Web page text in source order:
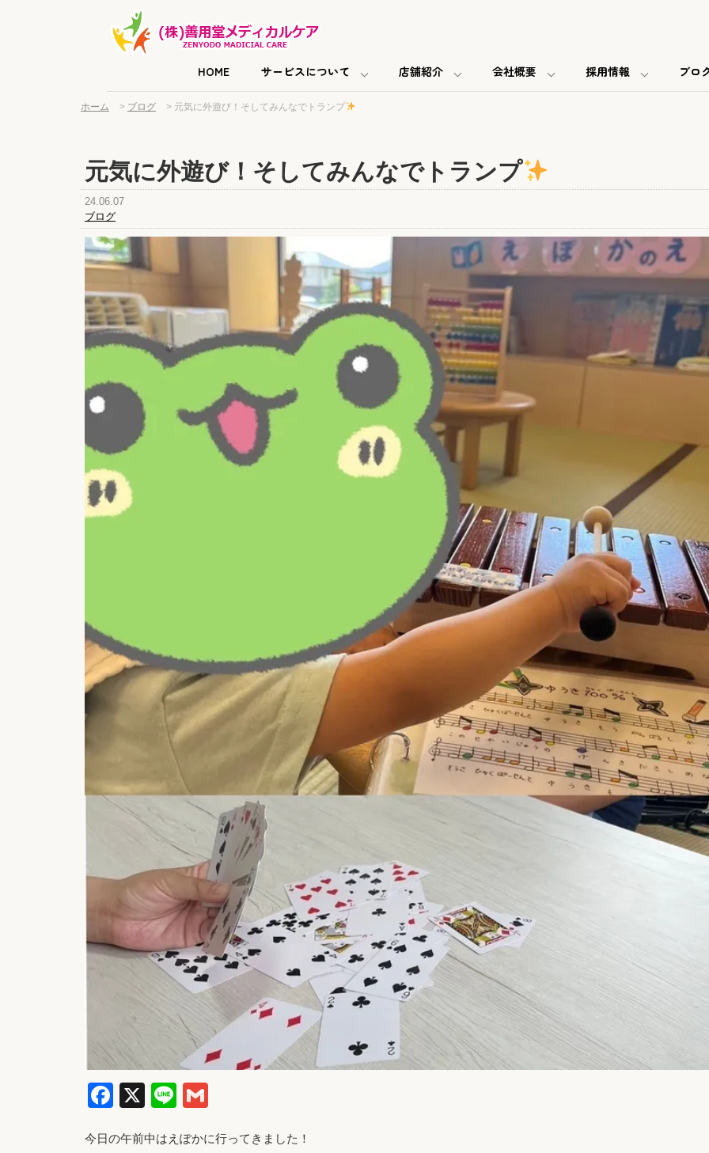
HOME サービスについて 店舗紹介 会社概要 採用情報 ブロ
ホーム > ブログ > 元気に外遊び！そしてみんなでトランプ
元気に外遊び！そしてみんなでトランプ
24.06.07
ブログ
Facebook
X Line
今日の午前中はえぽかに行ってきました！